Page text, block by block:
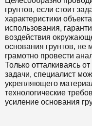
грунтов, если стоит
характеристики
использования,
воздействия
основания грунтов,
грамотно провести
Только отталкиваясь
задачи, специалист
укрепляющего
технологические
усиление основания